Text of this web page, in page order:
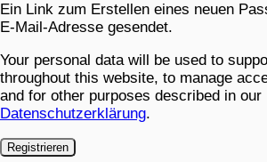
Ein Link zum Erstellen eines neuen
E-Mail-Adresse gesendet.
Your personal data will be used to
throughout this website, to manage
and for other purposes described in our
Datenschutzerklärung.
Registrieren